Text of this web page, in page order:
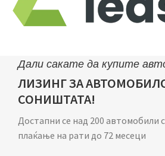
Дали сакате да купите
ЛИЗИНГ ЗА
СОНИШТАТА!
Достапни се над 200 автомобили
плаќање на рати до 72 месеци